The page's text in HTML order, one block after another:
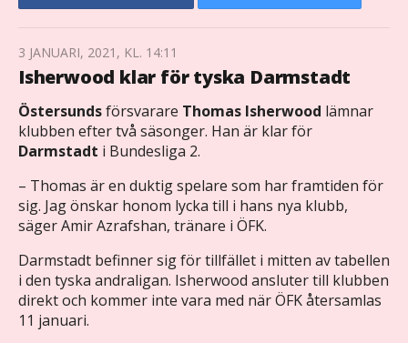
3 JANUARI, 2021, KL. 14:11
Isherwood klar för tyska Darmstadt
Östersundsförsvarare Thomas Isherwood lämnar
klubben efter två säsonger. Han är klar för
Darmstadt i Bundesliga 2.
– Thomas är en duktig spelare som har framtiden för
sig. Jag önskar honom lycka till i hans nya klubb,
säger Amir Azrafshan, tränare i ÖFK.
Darmstadt befinner sig för tillfället i mitten av tabellen
i den tyska andraligan. Isherwood ansluter till klubben
direkt och kommer inte vara med när ÖFK återsamlas
11 januari.